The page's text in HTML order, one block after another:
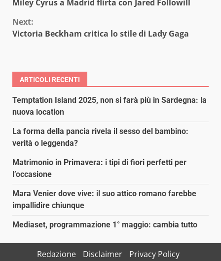
Reading
Miley Cyrus a Madrid flirta con Jared Followill
Next:
Victoria Beckham critica lo stile di Lady Gaga
ARTICOLI RECENTI
Temptation Island 2025, non si farà più in Sardegna: la
nuova location
La forma della pancia rivela il sesso del bambino:
verità o leggenda?
Matrimonio in Primavera: i tipi di fiori perfetti per
l’occasione
Mara Venier dove vive: il suo attico romano farebbe
impallidire chiunque
Mediaset, programmazione 1° maggio: cambia tutto
Redazione Disclaimer Privacy Policy